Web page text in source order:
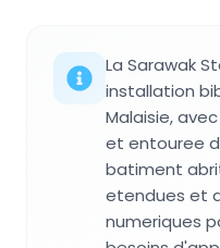
La Sarawak
installation
Malaisie,
et entouree
batiment
etendues et
numeriques